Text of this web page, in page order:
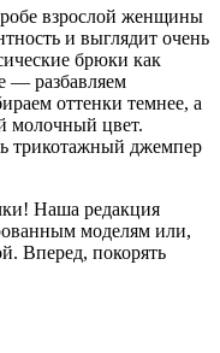
взрослой женщины
и выглядит очень
брюки как
— разбавляем
оттенки темнее, а
молочный цвет.
трикотажный джемпер
Наша редакция
моделям или,
Вперед, покорять